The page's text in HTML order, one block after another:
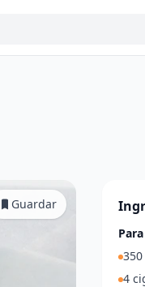
Guardar
4